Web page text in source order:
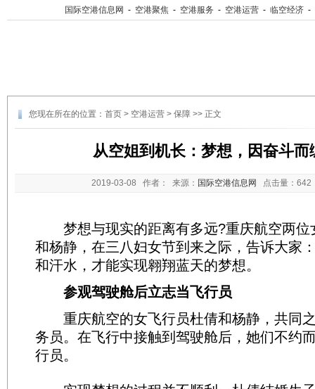
国际空港信息网 - 空港聚焦 - 空港服务 - 空港运营 - 临空经济 -
您现在所在的位置： 首页 > 空港运营 > 保障 >> 正文
从空姐到机长：梦想，因奋斗而
2019-03-08 作者： 来源： 国际空港信息网 点击量：
梦想与现实的距离有多远?重庆航空两
和杨静，在三八妇女节到来之际，告诉大家
和汗水，才能实现翱翔蓝天的梦想。
参观驾驶舱后立志当飞行员
重庆航空的女飞行员杜倩和杨静，共同
务员。在飞行中接触到驾驶舱后，她们不约
行员。